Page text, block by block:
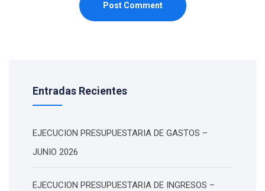
Post Comment
Entradas Recientes
EJECUCION PRESUPUESTARIA DE GASTOS –
JUNIO 2026
EJECUCION PRESUPUESTARIA DE INGRESOS –